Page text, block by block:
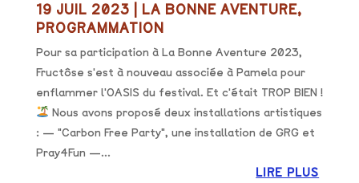
19 JUIL 2023 LA BONNE AVENTURE,
PROGRAMMATION
Pour sa participation à La Bonne Aventure 2023,
Fructôse s'est à nouveau associée à Pamela pour
enflammer l'OASIS du festival. Et c'était TROP BIEN !
Nous avons proposé deux installations artistiques
: — "Carbon Free Party", une installation de GRG et
Pray4Fun —...
LIRE PLUS